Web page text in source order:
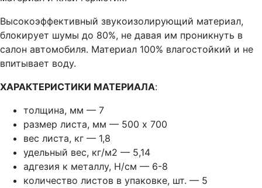
Высокоэффективный звукоизолирующий материал,
блокирует шумы до 80%, не давая им проникнуть в
салон автомобиля. Материал 100% влагостойкий и не
впитывает воду.
ХАРАКТЕРИСТИКИ МАТЕРИАЛА:
толщина, мм — 7
размер листа, мм — 500 х 700
вес листа, кг — 1,8
удельный вес, кг/м2 — 5,14
адгезия к металлу, Н/см — 6-8
количество листов в упаковке, шт. — 5